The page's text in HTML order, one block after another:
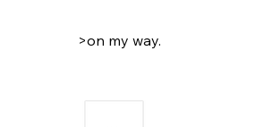
>on my way.